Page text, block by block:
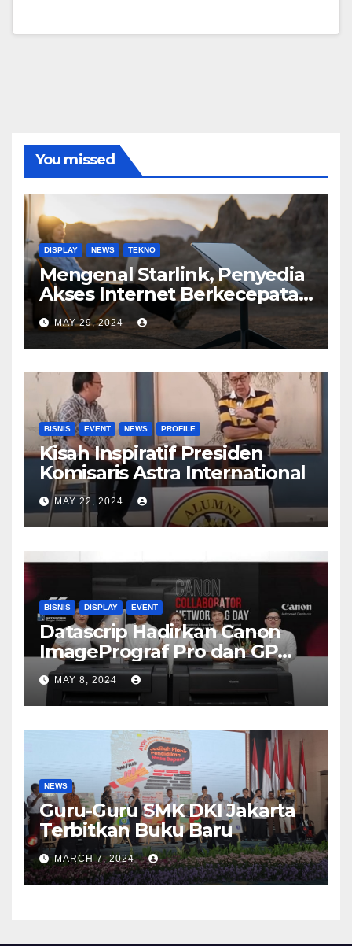
You missed
DISPLAY NEWS TEKNO
Mengenal Starlink, Penyedia
Akses Internet Berkecepatan
Tinggi
MAY 29, 2024
BISNIS EVENT NEWS PROFILE
Kisah Inspiratif Presiden
Komisaris Astra International
MAY 22, 2024
BISNIS DISPLAY EVENT
Datascrip Hadirkan Canon
ImagePrograf Pro dan GP
Series
MAY 8, 2024
NEWS
Guru-Guru SMK DKI Jakarta
Terbitkan Buku Baru
MARCH 7, 2024